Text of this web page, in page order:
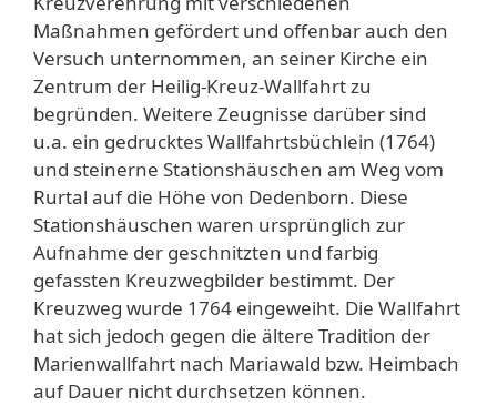
Maßnahmen gefördert und offenbar auch den
Versuch unternommen, an seiner Kirche ein
Zentrum der Heilig-Kreuz-Wallfahrt zu
begründen. Weitere Zeugnisse darüber sind
u.a. ein gedrucktes Wallfahrtsbüchlein (1764)
und steinerne Stationshäuschen am Weg vom
Rurtal auf die Höhe von Dedenborn. Diese
Stationshäuschen waren ursprünglich zur
Aufnahme der geschnitzten und farbig
gefassten Kreuzwegbilder bestimmt. Der
Kreuzweg wurde 1764 eingeweiht. Die Wallfahrt
hat sich jedoch gegen die ältere Tradition der
Marienwallfahrt nach Mariawald bzw. Heimbach
auf Dauer nicht durchsetzen können.